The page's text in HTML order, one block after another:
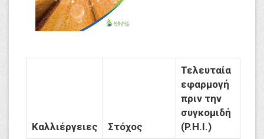
Καλλιέργειες Στόχος
Τελευταία
εφαρμογή
πριν την
συγκομιδή
(P.H.I.)